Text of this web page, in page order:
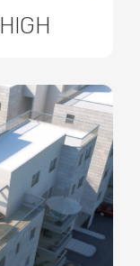
HIGH מול הים – אשקלון